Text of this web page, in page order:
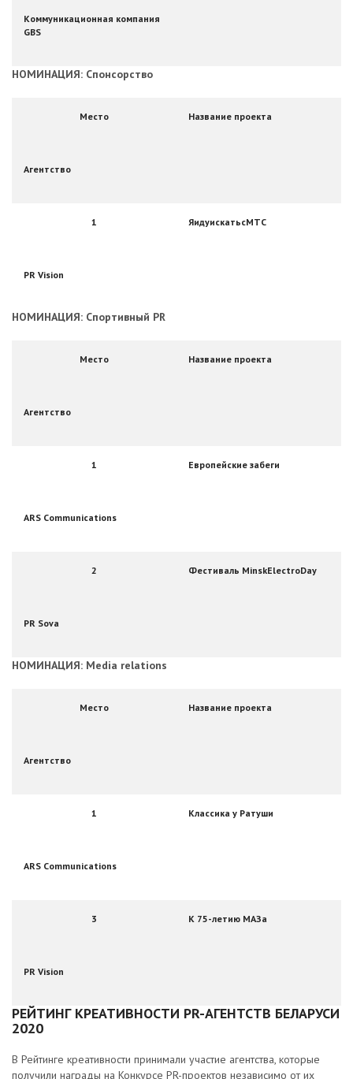
Коммуникационная компания
GBS
НОМИНАЦИЯ: Спонсорство
Место Название проекта
Агентство
1 ЯидуискатьсМТС
PR Vision
НОМИНАЦИЯ: Спортивный PR
Место Название проекта
Агентство
1 Европейские забеги
ARS Communications
2 Фестиваль MinskElectroDay
PR Sova
НОМИНАЦИЯ: Media relations
Место Название проекта
Агентство
1 Классика у Ратуши
ARS Communications
3 К 75-летию МАЗа
PR Vision
РЕЙТИНГ КРЕАТИВНОСТИ PR-АГЕНТСТВ БЕЛАРУСИ
2020
В Рейтинге креативности принимали участие агентства, которые
получили награды на Конкурсе PR-проектов независимо от их